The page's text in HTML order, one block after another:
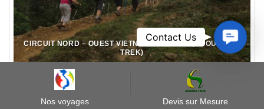
CIRCUIT NORD – OUEST VIETNAM 15 JOURS (3 JOURS DE
TREK)
Nos voyages Devis sur Mesure
Contact
Contact Us